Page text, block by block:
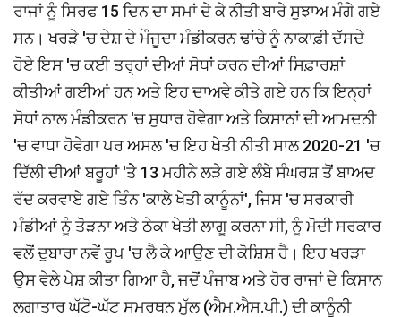
ਰਾਜਾਂ ਨੂੰ ਸਿਰਫ 15 ਦਿਨ ਦਾ ਸਮਾਂ ਦੇ ਕੇ ਨੀਤੀ ਬਾਰੇ ਸੁਝਾਅ ਮੰਗੇ ਗਏ
ਸਨ। ਖਰੜੇ 'ਚ ਦੇਸ਼ ਦੇ ਮੌਜੂਦਾ ਮੰਡੀਕਰਨ ਢਾਂਚੇ ਨੂੰ ਨਾਕਾਫ਼ੀ ਦੱਸਦੇ
ਹੋਏ ਇਸ 'ਚ ਕਈ ਤਰ੍ਹਾਂ ਦੀਆਂ ਸੋਧਾਂ ਕਰਨ ਦੀਆਂ ਸਿਫ਼ਾਰਸ਼ਾਂ
ਕੀਤੀਆਂ ਗਈਆਂ ਹਨ ਅਤੇ ਇਹ ਦਾਅਵੇ ਕੀਤੇ ਗਏ ਹਨ ਕਿ ਇਨ੍ਹਾਂ
ਸੋਧਾਂ ਨਾਲ ਮੰਡੀਕਰਨ 'ਚ ਸੁਧਾਰ ਹੋਵੇਗਾ ਅਤੇ ਕਿਸਾਨਾਂ ਦੀ ਆਮਦਨੀ
'ਚ ਵਾਧਾ ਹੋਵੇਗਾ ਪਰ ਅਸਲ 'ਚ ਇਹ ਖੇਤੀ ਨੀਤੀ ਸਾਲ 2020-21 'ਚ
ਦਿੱਲੀ ਦੀਆਂ ਬਰੂਹਾਂ 'ਤੇੇ 13 ਮਹੀਨੇ ਲੜੇ ਗਏ ਲੰਬੇ ਸੰਘਰਸ਼ ਤੋਂ ਬਾਅਦ
ਰੱਦ ਕਰਵਾਏ ਗਏ ਤਿੰਨ 'ਕਾਲੇ ਖੇਤੀ ਕਾਨੂੰਨਾਂ', ਜਿਸ 'ਚ ਸਰਕਾਰੀ
ਮੰਡੀਆਂ ਨੂੰ ਤੋੜਨਾ ਅਤੇ ਠੇਕਾ ਖੇਤੀ ਲਾਗੂ ਕਰਨਾ ਸੀ, ਨੂੰ ਮੋਦੀ ਸਰਕਾਰ
ਵਲੋਂ ਦੁਬਾਰਾ ਨਵੇਂ ਰੂਪ 'ਚ ਲੈ ਕੇ ਆਉਣ ਦੀ ਕੋਸ਼ਿਸ਼ ਹੈ। ਇਹ ਖਰੜਾ
ਉਸ ਵੇਲੇ ਪੇਸ਼ ਕੀਤਾ ਗਿਆ ਹੈ, ਜਦੋਂ ਪੰਜਾਬ ਅਤੇ ਹੋਰ ਰਾਜਾਂ ਦੇ ਕਿਸਾਨ
ਲਗਾਤਾਰ ਘੱਟੋ-ਘੱਟ ਸਮਰਥਨ ਮੁੱਲ (ਐਮ.ਐਸ.ਪੀ.) ਦੀ ਕਾਨੂੰਨੀ